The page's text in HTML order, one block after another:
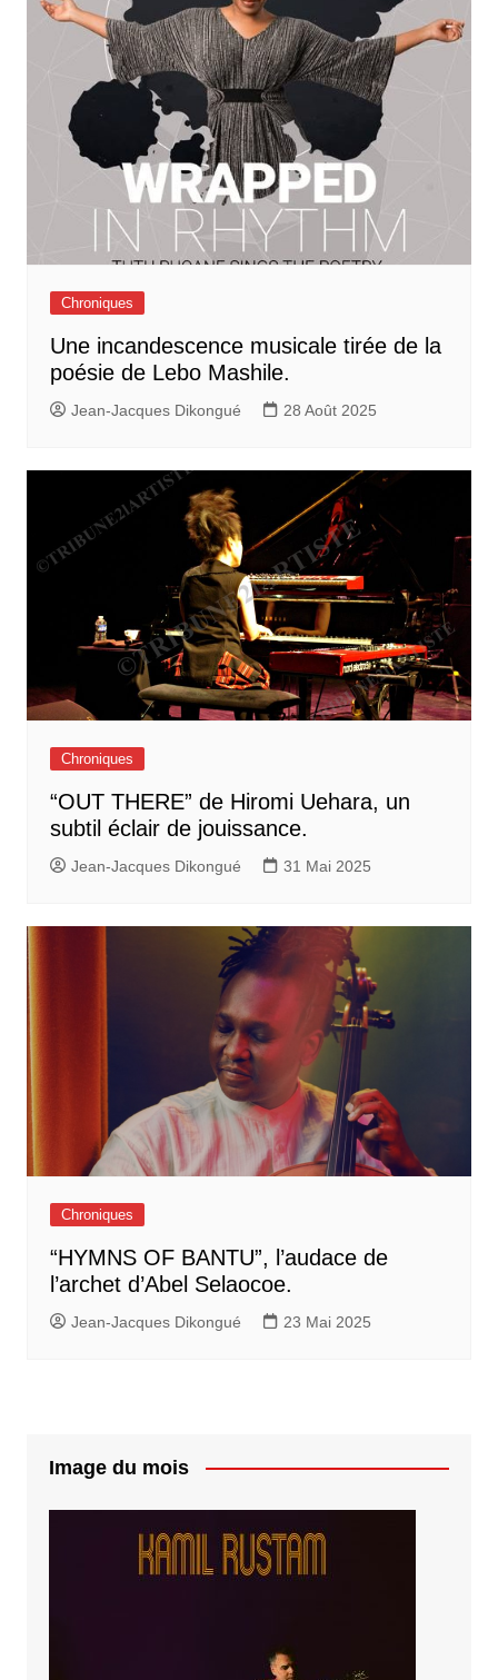
Chroniques
Une incandescence musicale tirée de la
poésie de Lebo Mashile.
Jean-Jacques Dikongué 28 Août 2025
Chroniques
“OUT THERE” de Hiromi Uehara, un
subtil éclair de jouissance.
Jean-Jacques Dikongué 31 Mai 2025
Chroniques
“HYMNS OF BANTU”, l’audace de
l’archet d’Abel Selaocoe.
Jean-Jacques Dikongué 23 Mai 2025
Image du mois